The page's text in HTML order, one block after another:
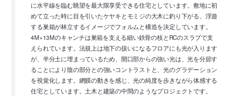
に水平線を臨む眺望を最大限享受できる住宅としています。敷地に初
めて立った時に目を引いたケヤキとモミジの大木に釣り下がる、浮遊
する巣箱が林立するイメージでフォルムと構造を決定しています。
4M×13Mのキャンチは巣箱を支える細い鉄骨の枝とRCのスラブで支
えられています。法規上は地下の扱いになるフロアにも光が入ります
が、半分土に埋まっているため、開口部からの強い光は、光を分節す
ることにより陰の部分との強いコントラストと、光のグラデーション
を視覚化します。網膜の動きを感じ、光の純度を歩きながら体感する
住宅としています。土木と建築の中間のようなプロジェクトです。